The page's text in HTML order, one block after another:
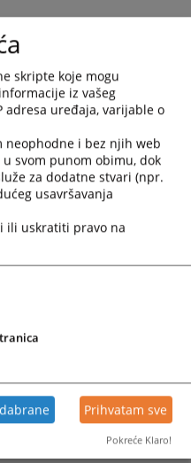
skripte koje mogu
iz vašeg
adresa uređaja, varijable o
neophodne i bez njih web
svom punom obimu, dok
za dodatne stvari (npr.
usavršavanja
ili uskratiti pravo na
Prihvatam sve
Pokreće Klaro!